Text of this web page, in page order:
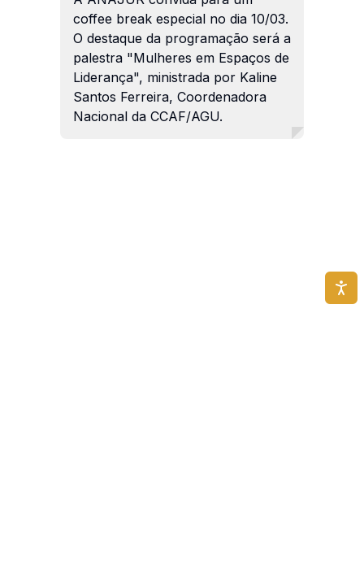
coffee break especial no dia 10/03.
O destaque da programação será a
palestra "Mulheres em Espaços de
Liderança", ministrada por Kaline
Santos Ferreira, Coordenadora
Nacional da CCAF/AGU.